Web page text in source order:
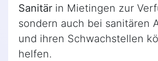
Sanitär in Mietingen zur
sondern auch bei sanitären
und ihren Schwachstellen
helfen.